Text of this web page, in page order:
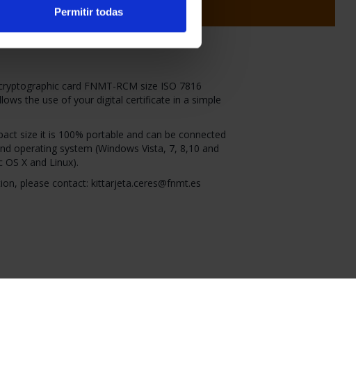
Permitir todasADD TO CART
card FNMT-RCM size ISO 7816
the use of your digital certificate in a simple
size it is 100% portable and can be connected
operating system (Windows Vista, 7, 8,10 and
X and Linux).
please contact: kittarjeta.ceres@fnmt.es